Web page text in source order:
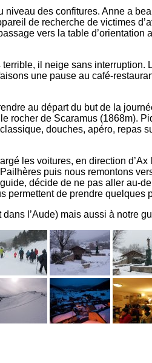
des confitures. Anne a
de recherche de victimes
vers la table d’orientation
il neige sans
une pause au café-
au départ du but de la
rocher de Scaramus (1868m).
douches, apéro, repas
les voitures, en direction
puis nous remontons
décide de ne pas aller au-
permettent de prendre quelques
l’Aude) mais aussi à notre